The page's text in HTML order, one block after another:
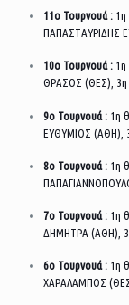
11ο Τουρνουά :
ΠΑΠΑΣΤΑΥΡΙΔΗΣ
10ο Τουρνουά :
ΘΡΑΣΟΣ (ΘΕΣ),
9ο Τουρνουά : 1η
ΕΥΘΥΜΙΟΣ (ΑΘΗ),
8ο Τουρνουά : 1η
7ο Τουρνουά : 1η
ΔΗΜΗΤΡΑ (ΑΘΗ),
6ο Τουρνουά : 1η
ΧΑΡΑΛΑΜΠΟΣ